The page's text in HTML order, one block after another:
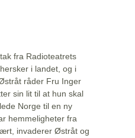
fra Radioteatrets
i landet, og i
råder Fru Inger
sin lit til at hun skal
Norge til en ny
hemmeligheter fra
invaderer Østråt og